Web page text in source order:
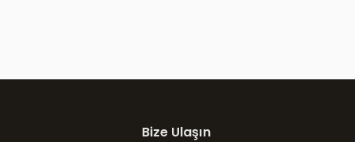
Bize Ulaşın